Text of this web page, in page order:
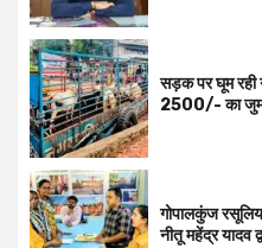
सड़क पर घूम रही
2500/- का
गोपालकुंज
नीतू महेंद्र यादव